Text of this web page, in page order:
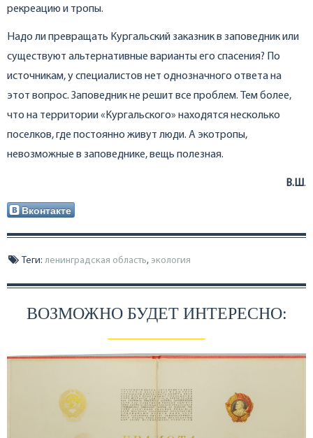
рекреацию и тропы.
Надо ли превращать Кургальский заказник в заповедник или
существуют альтернативные варианты его спасения? По
источникам, у специалистов нет однозначного ответа на
этот вопрос. Заповедник не решит все проблем. Тем более,
что на территории «Кургальского» находятся несколько
поселков, где постоянно живут люди. А экотропы,
невозможные в заповеднике, вещь полезная.
В.Ш.
Вконтакте
Теги: ленинградская область, экология
ВОЗМОЖНО БУДЕТ ИНТЕРЕСНО: